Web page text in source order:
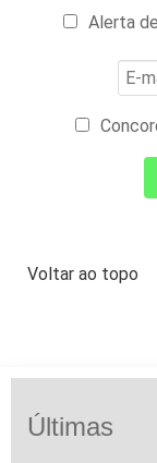
Alerta
Voltar ao topo
Últimas